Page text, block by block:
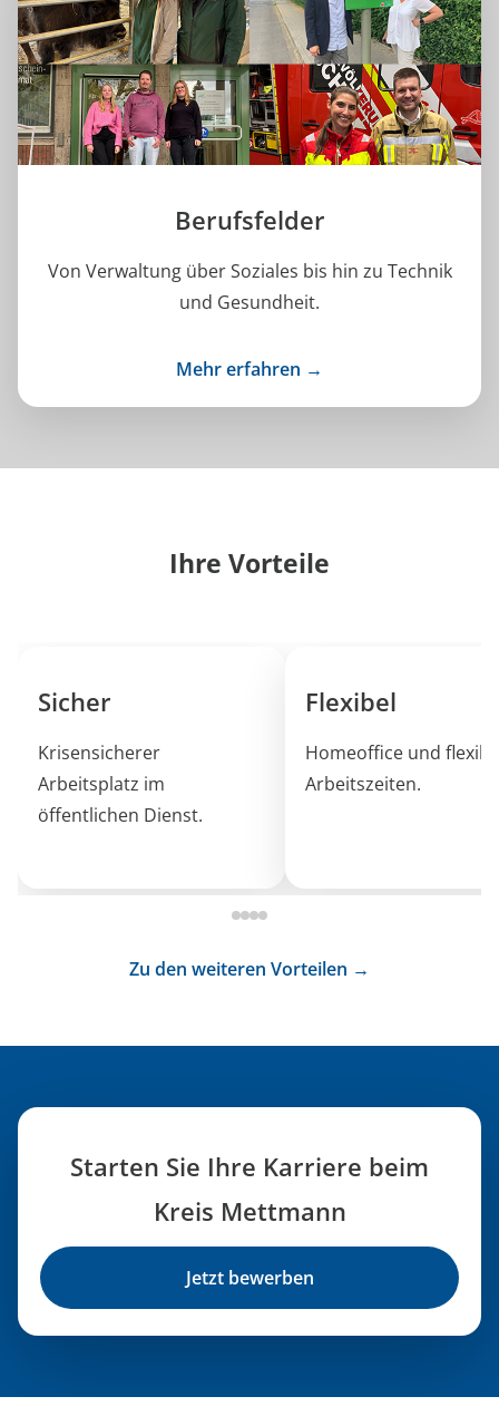
Berufsfelder
Von Verwaltung über Soziales bis hin zu Technik
und Gesundheit.
Mehr erfahren →
Ihre Vorteile
Sicher
Krisensicherer
Arbeitsplatz im
öffentlichen Dienst.
Flexibel
Homeoffice und
Arbeitszeiten.
Zu den weiteren Vorteilen →
Starten Sie Ihre Karriere beim
Kreis Mettmann
Jetzt bewerben